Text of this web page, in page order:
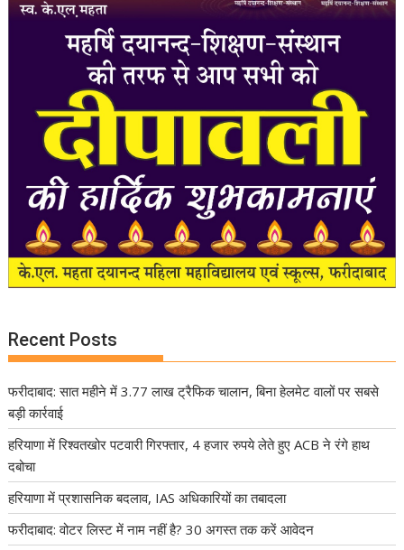
Recent Posts
फरीदाबाद: सात महीने में 3.77 लाख ट्रैफिक चालान, बिना हेलमेट वालों पर सबसे
बड़ी कार्रवाई
हरियाणा में रिश्वतखोर पटवारी गिरफ्तार, 4 हजार रुपये लेते हुए ACB ने रंगे हाथ
दबोचा
हरियाणा में प्रशासनिक बदलाव, IAS अधिकारियों का तबादला
फरीदाबाद: वोटर लिस्ट में नाम नहीं है? 30 अगस्त तक करें आवेदन